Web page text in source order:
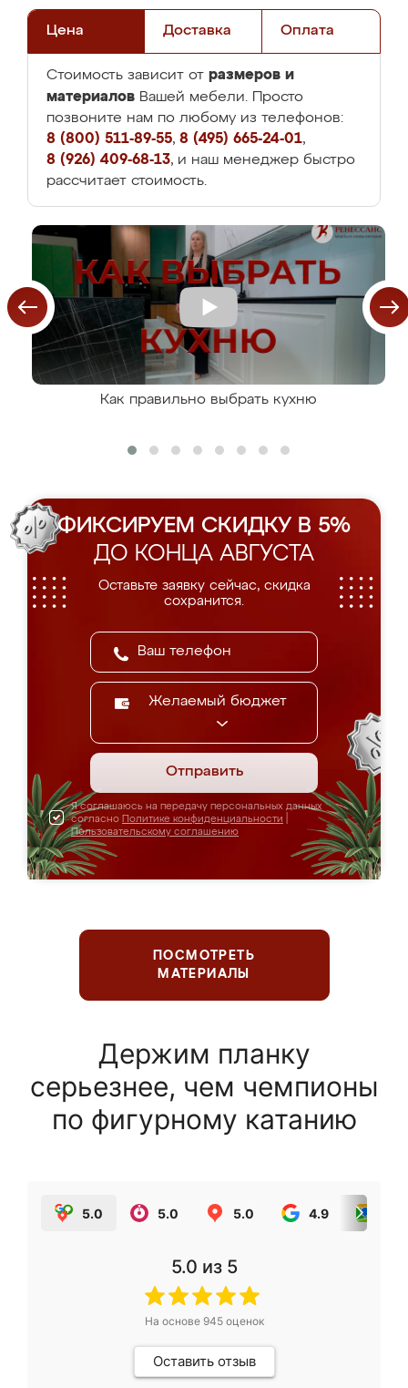
Цена Доставка Оплата
Стоимость зависит от размеров и
материалов Вашей мебели. Просто
позвоните нам по любому из телефонов:
8 (800) 511-89-55, 8 (495) 665-24-01,
8 (926) 409-68-13, и наш менеджер быстро
рассчитает стоимость.
Как правильно выбрать кухню
ФИКСИРУЕМ СКИДКУ В 5%
ДО КОНЦА АВГУСТА
Оставьте заявку сейчас, скидка
сохранится.
Желаемый бюджет
Отправить
Я соглашаюсь на передачу персональных данных
согласно Политике конфиденциальности
Пользовательскому соглашению
ПОСМОТРЕТЬ
МАТЕРИАЛЫ
Держим планку
серьезнее, чем чемпионы
по фигурному катанию
5.0 5.0 5.0 4.9
5.0 из 5
На основе 945оценок
Оставить отзыв